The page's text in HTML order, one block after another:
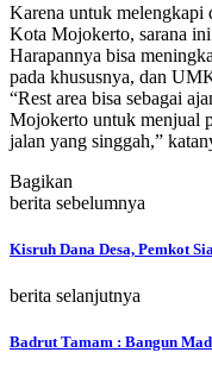
Karena untuk melengkapi
Kota Mojokerto, sarana
Harapannya bisa
pada khususnya, dan
“Rest area bisa sebagai
Mojokerto untuk menjual
jalan yang singgah,”
Bagikan
berita sebelumnya
Kisruh Dana Desa, Pemkot
berita selanjutnya
Badrut Tamam : Bangun